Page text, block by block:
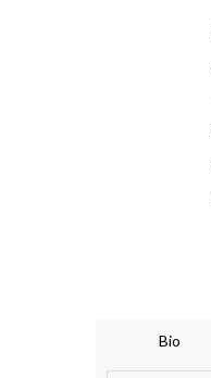
Bio